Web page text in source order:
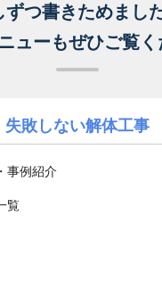
ずつ書きためました
ューもぜひご覧
失敗しない解体工事
事例紹介
覧